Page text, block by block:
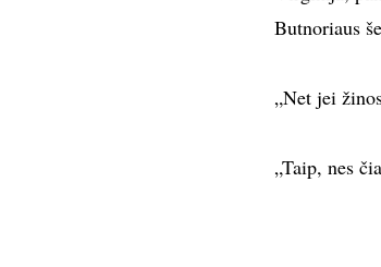
Butnoriaus
„Net jei
„Taip, nes